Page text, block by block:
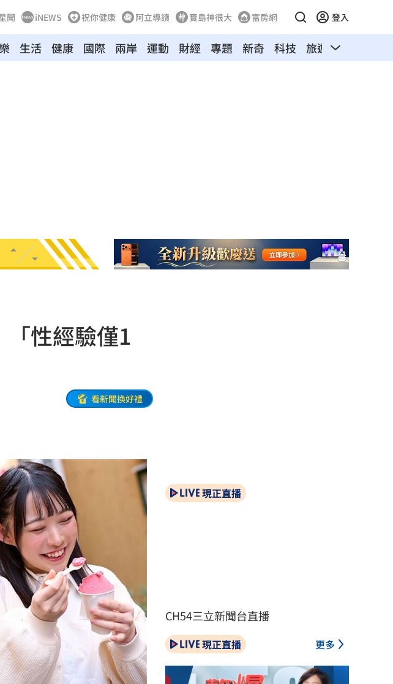
聞 iNEWS 祝你健康 阿立導讀 寶島神很大 富房網 登入
生活 健康 國際 兩岸 運動 財經 專題 新奇 科技 旅遊 汽車
性經驗僅1
看新聞換好禮
現正直播
CH54三立新聞台直播
現正直播 更多